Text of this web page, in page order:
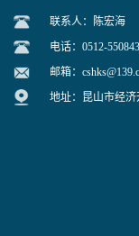
联系人：陈宏海
电话：0512-
邮箱：
地址：昆山市经